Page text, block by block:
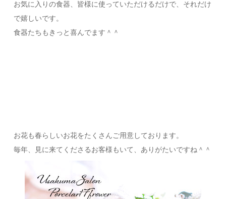
お気に入りの食器、皆様に使っていただけるだけで、それだけ
で嬉しいです。
食器たちもきっと喜んでます＾＾
お花も春らしいお花をたくさんご用意しております。
毎年、見に来てくださるお客様もいて、ありがたいですね＾＾